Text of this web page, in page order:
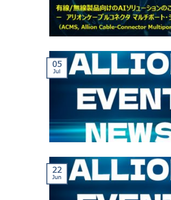
05
Jul
22
Jun